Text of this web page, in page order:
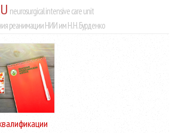
neurosurgical intensive care unit
реанимации НИИ им Н.Н. Бурденко